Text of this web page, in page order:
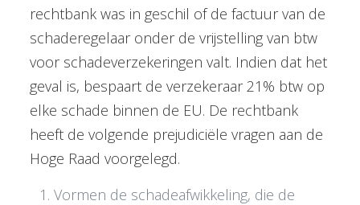
rechtbank was in geschil of de factuur van de
schaderegelaar onder de vrijstelling van btw
voor schadeverzekeringen valt. Indien dat het
geval is, bespaart de verzekeraar 21% btw op
elke schade binnen de EU. De rechtbank
heeft de volgende prejudiciële vragen aan de
Hoge Raad voorgelegd.
Vormen de schadeafwikkeling, die de